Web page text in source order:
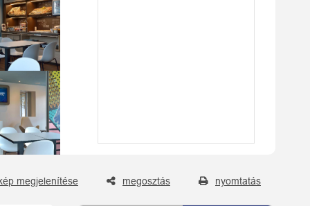
megjelenítése megosztás nyomtatás